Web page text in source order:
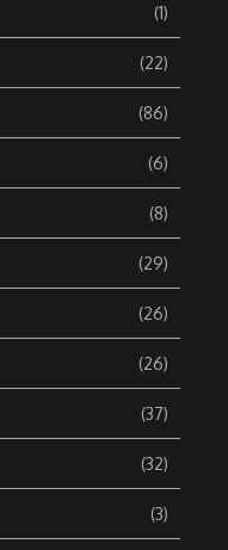
(1)
(22)
(86)
(6)
(8)
(29)
(26)
(26)
(37)
(32)
(3)